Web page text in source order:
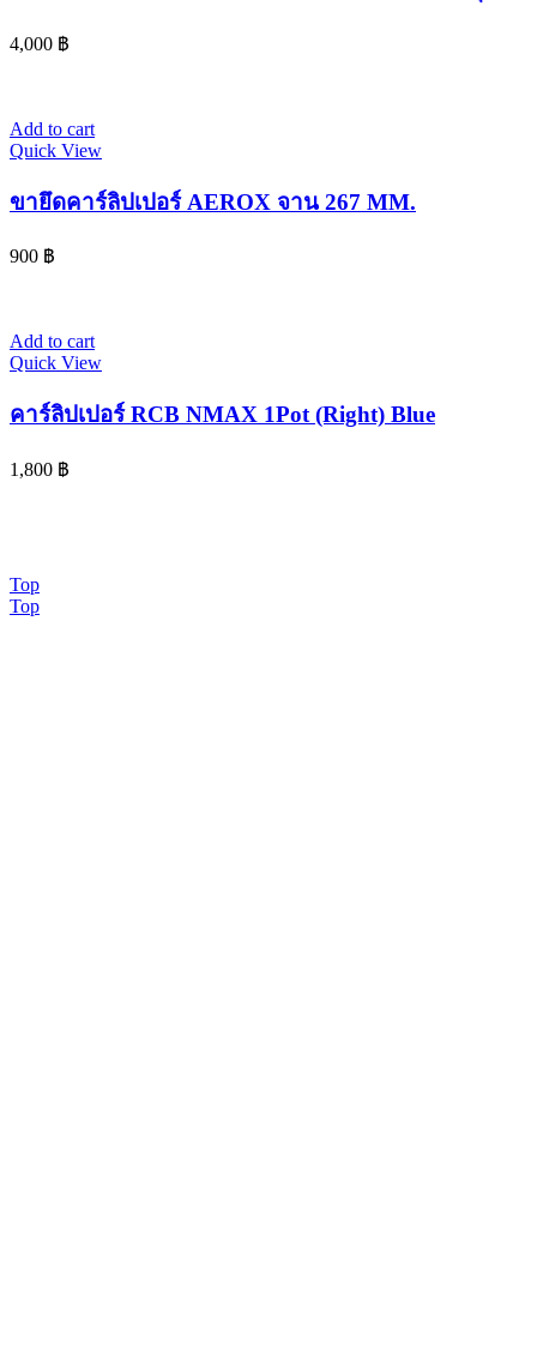
4,000 ฿
Add to cart
Quick View
ขายึดคาร์ลิปเปอร์ AEROX จาน 267 MM.
900 ฿
Add to cart
Quick View
คาร์ลิปเปอร์ RCB NMAX 1Pot (Right) Blue
1,800 ฿
Top
Top